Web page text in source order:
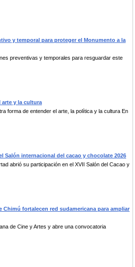
y temporal para proteger el Monumento a la
preventivas y temporales para resguardar este
arte y la cultura
forma de entender el arte, la política y la cultura En
Salón internacional del cacao y chocolate 2026
abrió su participación en el XVII Salón del Cacao y
fortalecen red sudamericana para ampliar
de Cine y Artes y abre una convocatoria